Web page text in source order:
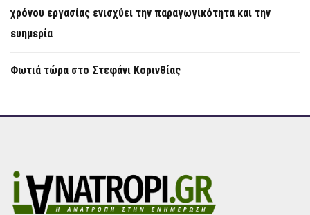
χρόνου εργασίας ενισχύει την παραγωγικότητα και την
ευημερία
Φωτιά τώρα στο Στεφάνι Κορινθίας